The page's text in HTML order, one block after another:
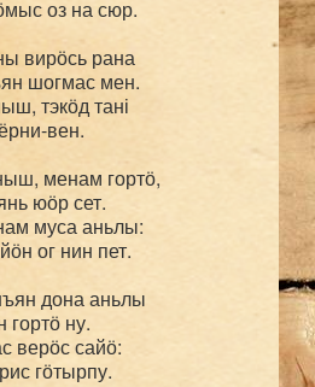
оз на сюр.
вирӧсь рана
шогмас мен.
тэкӧд тані
вен.
менам гортӧ,
юӧр сет.
муса аньлы:
ог нин пет.
дона аньлы
гортӧ ну.
верӧс сайӧ:
гӧтырпу.